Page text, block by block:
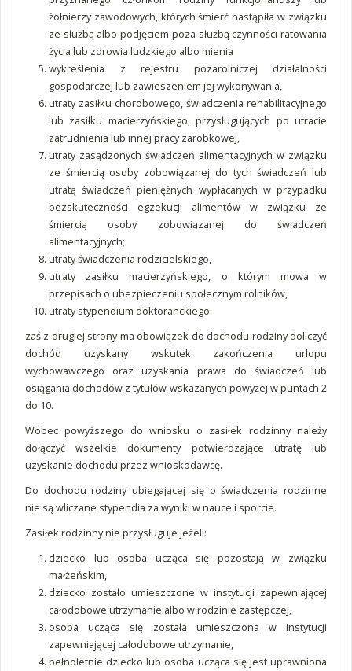
żołnierzy zawodowych, których śmierć nastąpiła w związku
ze służbą albo podjęciem poza służbą czynności ratowania
życia lub zdrowia ludzkiego albo mienia
wykreślenia z rejestru pozarolniczej działalności
gospodarczej lub zawieszeniem jej wykonywania,
utraty zasiłku chorobowego, świadczenia rehabilitacyjnego
lub zasiłku macierzyńskiego, przysługujących po utracie
zatrudnienia lub innej pracy zarobkowej,
utraty zasądzonych świadczeń alimentacyjnych w związku
ze śmiercią osoby zobowiązanej do tych świadczeń lub
utratą świadczeń pieniężnych wypłacanych w przypadku
bezskuteczności egzekucji alimentów w związku ze
śmiercią osoby zobowiązanej do świadczeń
alimentacyjnych;
utraty świadczenia rodzicielskiego,
utraty zasiłku macierzyńskiego, o którym mowa w
przepisach o ubezpieczeniu społecznym rolników,
utraty stypendium doktoranckiego.
zaś z drugiej strony ma obowiązek do dochodu rodziny doliczyć
dochód uzyskany wskutek zakończenia urlopu
wychowawczego oraz uzyskania prawa do świadczeń lub
osiągania dochodów z tytułów wskazanych powyżej w puntach 2
do 10.
Wobec powyższego do wniosku o zasiłek rodzinny należy
dołączyć wszelkie dokumenty potwierdzające utratę lub
uzyskanie dochodu przez wnioskodawcę.
Do dochodu rodziny ubiegającej się o świadczenia rodzinne
nie są wliczane stypendia za wyniki w nauce i sporcie.
Zasiłek rodzinny nie przysługuje jeżeli:
dziecko lub osoba ucząca się pozostają w związku
małżeńskim,
dziecko zostało umieszczone w instytucji zapewniającej
całodobowe utrzymanie albo w rodzinie zastępczej,
osoba ucząca się została umieszczona w instytucji
zapewniającej całodobowe utrzymanie,
pełnoletnie dziecko lub osoba ucząca się jest uprawniona